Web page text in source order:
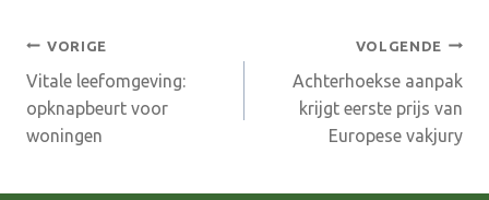
Bericht
navigatie
VORIGE
Vitale leefomgeving:
opknapbeurt voor
woningen
VOLGENDE
Achterhoekse aanpak
krijgt eerste prijs van
Europese vakjury